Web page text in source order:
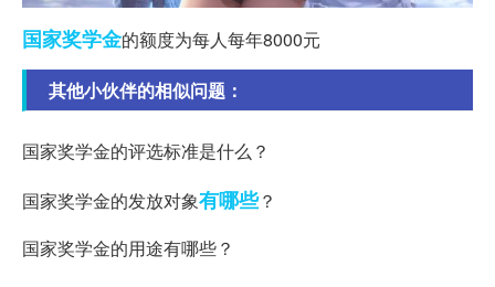
国家奖学金的额度为每人每年8000元
其他小伙伴的相似问题：
国家奖学金的评选标准是什么？
国家奖学金的发放对象有哪些？
国家奖学金的用途有哪些？